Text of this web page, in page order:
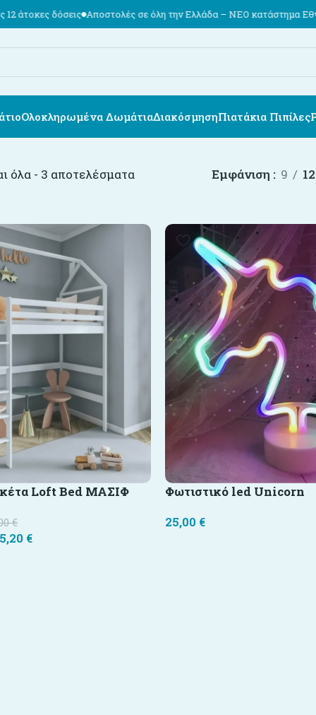
δόσεις Αποστολές σε όλη την Ελλάδα – ΝΕΟ κατάστημα Εθν.
Ολοκληρωμένα ΔωμάτιαΔιακόσμησηΠιατάκια Πιπίλες
όλα - 3 αποτελέσματα Εμφάνιση 9 12
Loft Bed ΜΑΣΙΦ
€
€
Φωτιστικό led Unicorn
25,00 €